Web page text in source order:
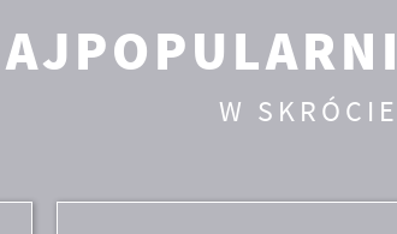
W SKRÓCIE